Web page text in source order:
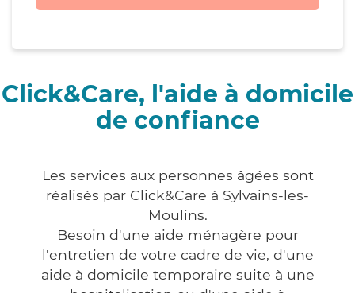
Click&Care, l'aide à domicile
de confiance
Les services aux personnes âgées sont
réalisés par Click&Care à Sylvains-les-
Moulins.
Besoin d'une aide ménagère pour
l'entretien de votre cadre de vie, d'une
aide à domicile temporaire suite à une